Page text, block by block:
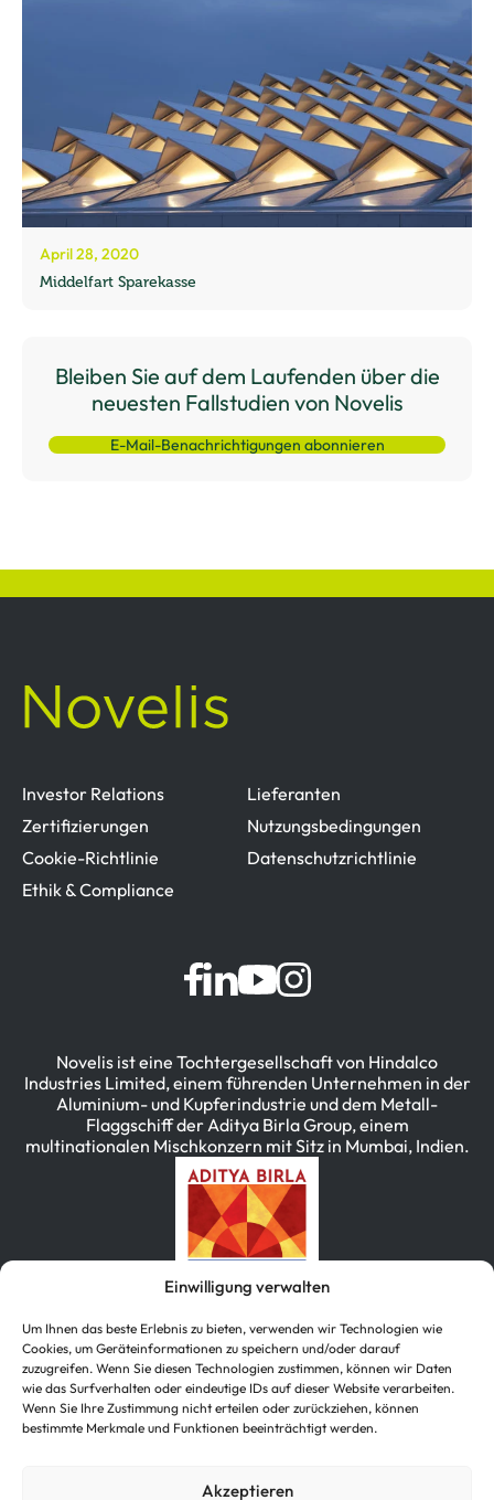
Einwilligung verwalten
Um Ihnen das beste Erlebnis zu bieten, verwenden wir Technologien wie
Cookies, um Geräteinformationen zu speichern und/oder darauf
zuzugreifen. Wenn Sie diesen Technologien zustimmen, können wir Daten
wie das Surfverhalten oder eindeutige IDs auf dieser Website verarbeiten.
Wenn Sie Ihre Zustimmung nicht erteilen oder zurückziehen, können
bestimmte Merkmale und Funktionen beeinträchtigt werden.
Akzeptieren
April 28, 2020
Middelfart Sparekasse
Bleiben Sie auf dem Laufenden über die
neuesten Fallstudien von Novelis
E-Mail-Benachrichtigungen abonnieren
Investor Relations
Lieferanten
Zertifizierungen
Nutzungsbedingungen
Cookie-Richtlinie
Datenschutzrichtlinie
Ethik & Compliance
Novelis ist eine Tochtergesellschaft von Hindalco
Industries Limited, einem führenden Unternehmen in der
Aluminium- und Kupferindustrie und dem Metall-
Flaggschiff der Aditya Birla Group, einem
multinationalen Mischkonzern mit Sitz in Mumbai, Indien.
简体中文(Vereinfachtes Chinesisch)
Deutsch